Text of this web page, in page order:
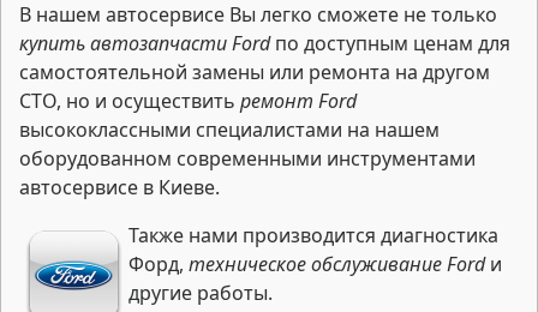
В нашем автосервисе Вы легко сможете не только
купить автозапчасти Fordпо доступным ценам для
самостоятельной замены или ремонта на другом
СТО, но и осуществить ремонт Ford
высококлассными специалистами на нашем
оборудованном современными инструментами
автосервисе в Киеве.
Также нами производится диагностика
Форд, техническое обслуживание Fordи
другие работы.